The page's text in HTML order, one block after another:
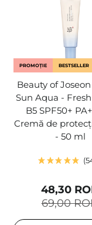
PROMOȚIE BESTSELLER
Beauty of
Sun Aqua - Fresh
B5 SPF50+
Cremă de
- 50 ml
69,00
48,30